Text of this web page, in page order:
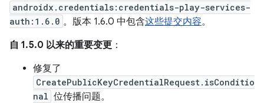
androidx.credentials:credentials-play-services-
auth:1.6.0 。版本 1.6.0 中包含这些提交内容。
自 1.5.0 以来的重要变更 ：
修复了
CreatePublicKeyCredentialRequest.isConditio
nal 位传播问题。